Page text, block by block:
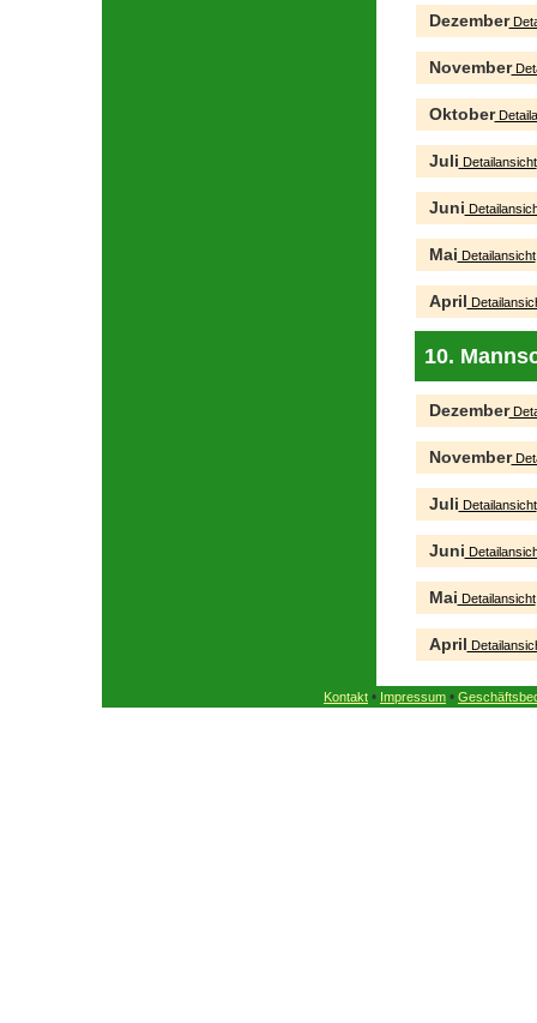
Dezember
November
Oktober
Juli Detailansicht
Juni
Mai Detailansicht
April
10.
Dezember
November
Juli Detailansicht
Juni
Mai Detailansicht
April
Kontakt • Impressum •